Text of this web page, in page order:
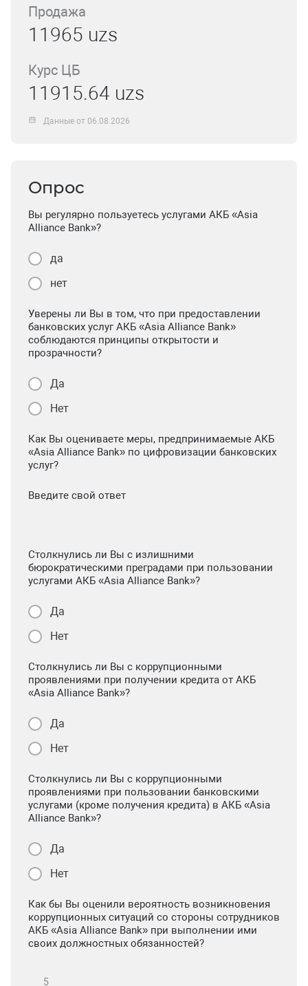
Продажа
11965 uzs
Курс ЦБ
11915.64 uzs
Данные от 06.08.2026
Опрос
Вы регулярно пользуетесь услугами АКБ «Asia
Alliance Bank»?
да
нет
Уверены ли Вы в том, что при предоставлении
банковских услуг АКБ «Asia Alliance Bank»
соблюдаются принципы открытости и
прозрачности?
Да
Нет
Как Вы оцениваете меры, предпринимаемые АКБ
«Asia Alliance Bank» по цифровизации банковских
услуг?
Введите свой ответ
Столкнулись ли Вы с излишними
бюрократическими преградами при пользовании
услугами АКБ «Asia Alliance Bank»?
Да
Нет
Столкнулись ли Вы с коррупционными
проявлениями при получении кредита от АКБ
«Asia Alliance Bank»?
Да
Нет
Столкнулись ли Вы с коррупционными
проявлениями при пользовании банковскими
услугами (кроме получения кредита) в АКБ «Asia
Alliance Bank»?
Да
Нет
Как бы Вы оценили вероятность возникновения
коррупционных ситуаций со стороны сотрудников
АКБ «Asia Alliance Bank» при выполнении ими
своих должностных обязанностей?